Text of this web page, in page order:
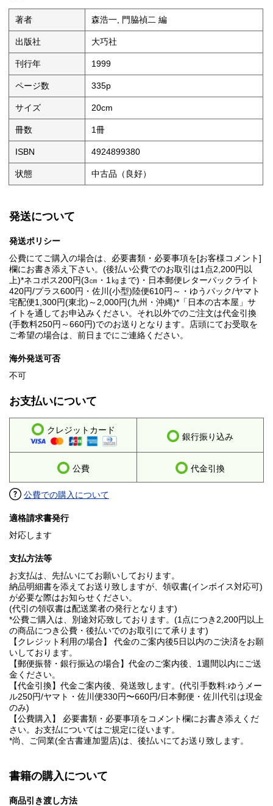
著者 森浩一, 門脇禎二 編
出版社 大巧社
刊行年 1999
ページ数 335p
サイズ 20cm
冊数 1冊
ISBN 4924899380
状態 中古品（良好）
発送について
発送ポリシー
公費にてご購入の場合は、必要書類・必要事項を[お客様コメント]
欄にお書き添え下さい。(後払い公費でのお取引は1点2,200円以
上)*ネコポス200円(3㎝・1㎏まで)・日本郵便レターパックライト
420円/プラス600円・佐川(小型)陸便610円～・ゆうパック/ヤマト
宅配便1,300円(東北)～2,000円(九州・沖縄)*「日本の古本屋」サ
イトを通してお申込みください。それ以外でのご注文は代金引換
(手数料250円～660円)でのお送りとなります。店頭にてお受取を
ご希望の場合は、前日までにご連絡ください。
海外発送可否
不可
お支払いについて
クレジットカード
銀行振り込み
公費 代金引換
公費での購入について
適格請求書発行
対応します
支払方法等
お支払は、先払いにてお願いしております。
納品明細書を添えてお送り致しますが、領収書(インボイス対応可)
が必要な際はお知らせください。
(代引の領収書は配送業者の発行となります)
*公費ご購入は、別途対応致しております。(1点につき2,200円以上
の商品につき公費・後払いでのお取引にて承ります)
【クレジット利用の場合】 代金のご案内後5日以内のご決済をお願
いしております。
【郵便振替・銀行振込の場合】代金のご案内後、1週間以内にご送
金ください。
【代金引換】代金ご案内後、発送致します。(代引手数料:ゆうメー
ル250円/ヤマト・佐川便330円〜660円/日本郵便・佐川代引は現金
のみ)
【公費購入】 必要書類・必要事項をコメント欄にお書き添えくだ
さい。お支払についてはご規定に従います。
*尚、ご同業(全古書連加盟店)は、後払いにてお送り致します。
書籍の購入について
商品引き渡し方法